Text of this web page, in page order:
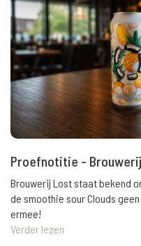
Proefnotitie -
Brouwerij Lost staat bekend
de smoothie sour Clouds
ermee!
Verder lezen